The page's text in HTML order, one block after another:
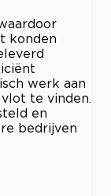
konden
werk aan
te vinden.
en
bedrijven